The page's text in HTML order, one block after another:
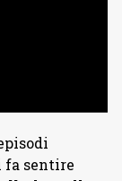
fa sentire